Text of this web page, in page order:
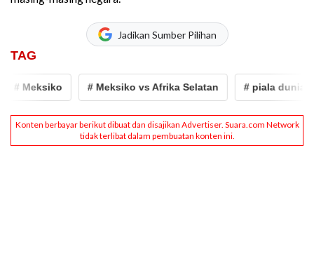
Jadikan Sumber Pilihan
TAG
Meksiko # Meksiko vs Afrika Selatan # piala dunia 2026